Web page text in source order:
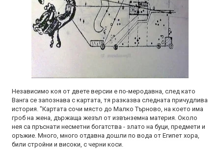
Независимо коя от двете версии е по-меродавна, след като
Ванга се запознава с картата, тя разказва следната причудлива
история. "Картата сочи място до Малко Търново, на което има
гроб на жена, държаща жезъл от извънземна материя. Около
нея са пръснати несметни богатства - злато на буци, предмети и
оръжие. Много, много отдавна дошли по вода от Египет хора,
били стройни и високи, с черни коси.